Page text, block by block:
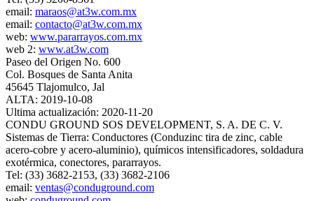
email: maraos@at3w.com.mx
email: contacto@at3w.com.mx
web: www.pararrayos.com.mx
web 2: www.at3w.com
Paseo del Origen No. 600
Col. Bosques de Santa Anita
45645 Tlajomulco, Jal
ALTA: 2019-10-08
Ultima actualización: 2020-11-20
CONDU GROUND SOS DEVELOPMENT, S. A. DE C. V.
Sistemas de Tierra: Conductores (Conduzinc tira de zinc, cable
acero-cobre y acero-aluminio), químicos intensificadores, soldadura
exotérmica, conectores, pararrayos.
Tel: (33) 3682-2153, (33) 3682-2106
email: ventas@conduground.com